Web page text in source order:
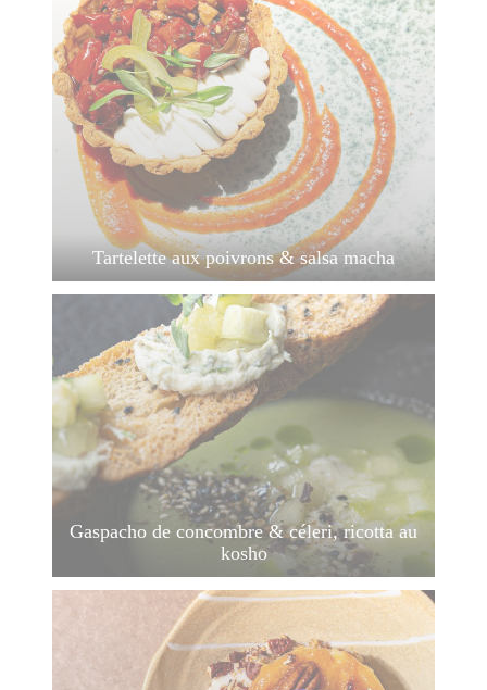
Tartelette aux poivrons & salsa macha
Gaspacho de concombre & céleri, ricotta au
kosho